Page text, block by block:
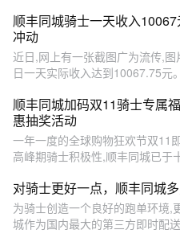
顺丰同城骑士一天收入
冲动
近日,网上有一张截图广为流传,
日一天实际收入达到10067.75元
顺丰同城加码双11骑士专属
惠抽奖活动
一年一度的全球购物狂欢节双11
高峰期骑士积极性,顺丰同城已于
对骑士更好一点，顺丰同城
为骑士创造一个良好的跑单环境,
城作为国内最大的第三方即时配